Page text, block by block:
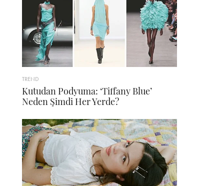
TREND
Kutudan Podyuma: ‘Tiffany Blue’
Neden Şimdi Her Yerde?